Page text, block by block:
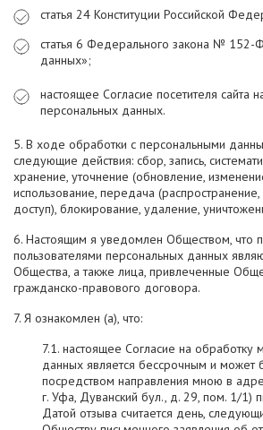
статья 24 Конституции Российской
статья 6 Федерального закона № 152-
данных»;
настоящее Согласие посетителя сайта
персональных данных.
5. В ходе обработки с персональными
следующие действия: сбор, запись,
хранение, уточнение (обновление,
использование, передача
доступ), блокирование, удаление,
6. Настоящим я уведомлен Обществом, что
пользователями персональных данных
Общества, а также лица, привлеченные
гражданско-правового договора.
7. Я ознакомлен (а), что:
7.1. настоящее Согласие на обработку
данных является бессрочным и может
посредством направления мною в
г. Уфа, Дуванский бул., д. 29, пом. 1/1)
Датой отзыва считается день,